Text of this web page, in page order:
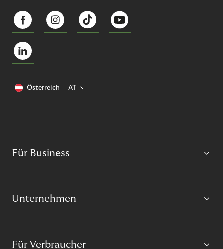
Österreich AT
Für Business
Unternehmen
Für Verbraucher